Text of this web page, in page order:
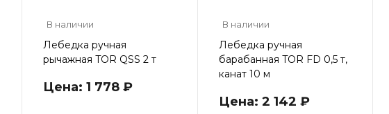
В наличии
Лебедка ручная
рычажная TOR QSS 2 т
Цена: 1 778 ₽
В наличии
Лебедка ручная
барабанная TOR FD 0,5 т,
канат 10 м
Цена: 2 142 ₽